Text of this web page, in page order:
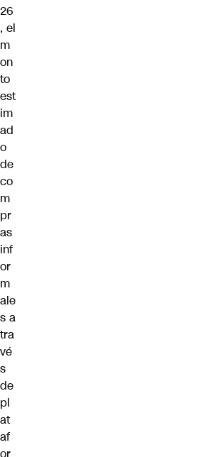
26
, el
m
on
to
est
im
ad
o
de
co
m
pr
as
inf
or
m
ale
s a
tra
vé
s
de
pl
at
af
or